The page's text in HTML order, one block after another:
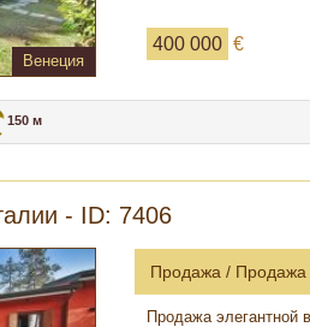
Венеция
400 000 €
150 м
- ID: 7406
Продажа / Продажа
Продажа элегантной